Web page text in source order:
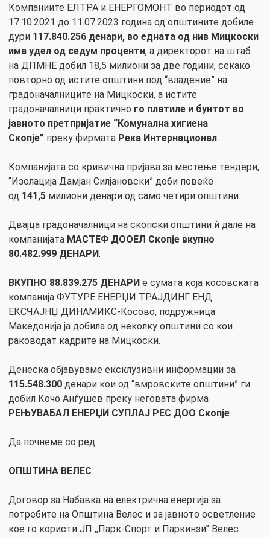
Компаниите ЕЛТРА и ЕНЕРГОМОНТ во периодот од
17.10.2021 до 11.07.2023 година од општините добиле
дури 117.840.256 денари, во едната од нив Мицкоски
има удел од седум проценти, а директорот на штаб
на ДПМНЕ добил 18,5 милиони за две години, секако
повторно од истите општини под “владение” на
градоначалниците на Мицкоски, а истите
градоначалници практично го платиле и бунтот во
јавното претпријатие “Комунална хигиена
Скопје” преку фирмата Река Интернационал..
Компанијата со кривична пријава за местење тендери,
“Изолација Дамјан Силјановски” доби повеќе
од 141,5 милиони денари од само четири општини.
Двајца градоначалници на скопски општини ѝ дале на
компанијата МАСТЕФ ДООЕЛ Скопје вкупно
80.482.999 ДЕНАРИ.
ВКУПНО 88.839.275 ДЕНАРИ е сумата која косовската
компанија ФУТУРЕ ЕНЕРЏИ ТРАЈДИНГ ЕНД
ЕКСЧАЈНЏ ДИНАМИКС-Косово, подружница
Македонија ја добила од неколку општини со кои
раководат кадрите на Мицкоски.
Денеска објавуваме ексклузивни информации за
115.548.300 денари кои од “вмровските општини” ги
добил Кочо Анѓушев преку неговата фирма
РЕЊУВАБАЛ ЕНЕРЏИ СУПЛАЈ РЕС ДОО Скопје.
Да почнеме со ред.
ОПШТИНА ВЕЛЕС:
Договор за Набавка на електрична енергија за
потребите на Општина Велес и за јавното осветление
кое го користи ЈП ,,Парк-Спорт и Паркинзи’’ Велес